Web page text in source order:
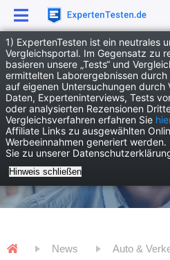
1) ExpertenTesten ist ein neutrales
Vergleichsportal. Im Gegensatz zu
basieren unsere „Tests“ und
ermittelten Laborergebnissen
auf eigenen Untersuchungen durch
Daten, Experteninterviews, Tests
oder analysierten Rezensionen
Vergleichsverfahren erfahren Sie
Affiliate Links zu ausgewählten
Werbeeinnahmen generiert werden.
Sie zu unserer
Hinweis schließen
News Auto &